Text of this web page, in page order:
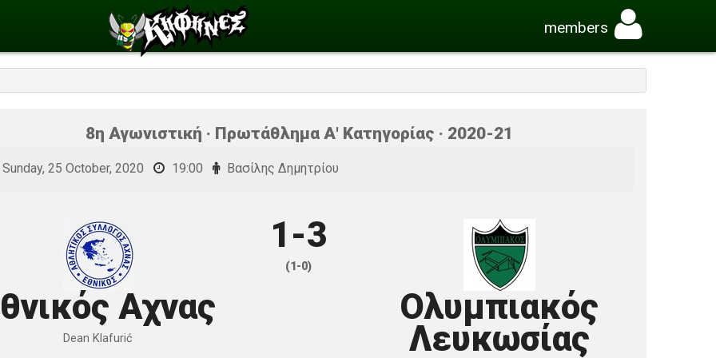
members
8η Αγωνιστική · Πρωτάθλημα Α' Κατηγορίας · 2020-21
Sunday, 25 October, 2020 19:00 Βασίλης Δημητρίου
Αχνας
Dean Klafurić
1-3
(1-0)
Ολυμπιακός
Λευκωσίας